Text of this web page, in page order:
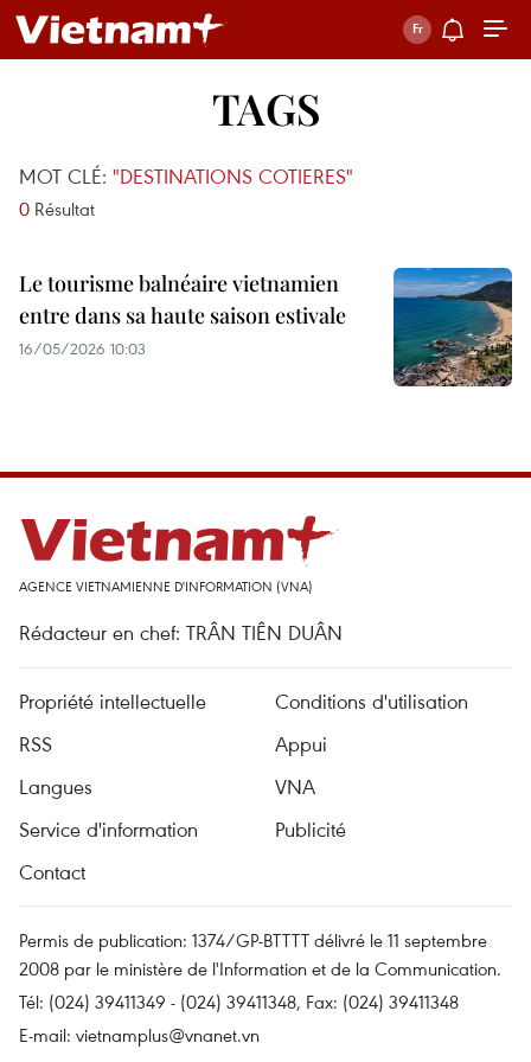
TAGS
MOT CLÉ: "DESTINATIONS COTIERES"
0 Résultat
Le tourisme balnéaire vietnamien
entre dans sa haute saison estivale
16/05/2026 10:03
AGENCE VIETNAMIENNE D'INFORMATION (VNA)
Rédacteur en chef: TRÂN TIÊN DUÂN
Propriété intellectuelle
Conditions d'utilisation
RSS
Appui
Langues
VNA
Service d'information
Publicité
Contact
Permis de publication: 1374/GP-BTTTT délivré le 11 septembre
2008 par le ministère de l'Information et de la Communication.
Tél: (024) 39411349 - (024) 39411348, Fax: (024) 39411348
E-mail: vietnamplus@vnanet.vn